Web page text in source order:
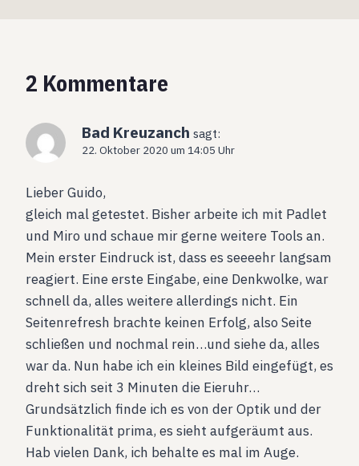
2 Kommentare
Bad Kreuzanch sagt:
22. Oktober 2020 um 14:05 Uhr
Lieber Guido,
gleich mal getestet. Bisher arbeite ich mit Padlet
und Miro und schaue mir gerne weitere Tools an.
Mein erster Eindruck ist, dass es seeeehr langsam
reagiert. Eine erste Eingabe, eine Denkwolke, war
schnell da, alles weitere allerdings nicht. Ein
Seitenrefresh brachte keinen Erfolg, also Seite
schließen und nochmal rein…und siehe da, alles
war da. Nun habe ich ein kleines Bild eingefügt, es
dreht sich seit 3 Minuten die Eieruhr…
Grundsätzlich finde ich es von der Optik und der
Funktionalität prima, es sieht aufgeräumt aus.
Hab vielen Dank, ich behalte es mal im Auge.